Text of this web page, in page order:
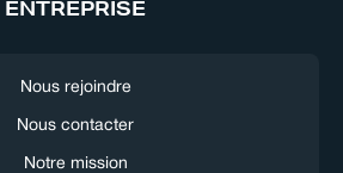
ENTREPRISE
Nous rejoindre
Nous contacter
Notre mission